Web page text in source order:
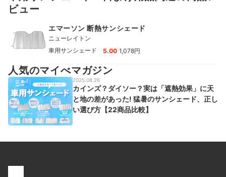
ビュー
エマーソン 断熱サンシェード
ニューレイトン
車用サンシェード
5.00 1,078円
人気のマイべマガジン
2025.08.26
カインズ？ダイソー？実は「遮熱効果」に天
と地の差があった! 猛暑のサンシェード、正し
い選び方【22商品比較】